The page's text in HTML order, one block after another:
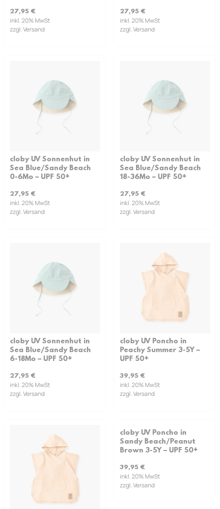
27,95 €
inkl. 20% MwSt
zzgl. Versand
27,95 €
inkl. 20% MwSt
zzgl. Versand
cloby UV Sonnenhut in
Sea Blue/Sandy Beach
0-6Mo – UPF 50+
27,95 €
inkl. 20% MwSt
zzgl. Versand
cloby UV Sonnenhut in
Sea Blue/Sandy Beach
18-36Mo – UPF 50+
27,95 €
inkl. 20% MwSt
zzgl. Versand
cloby UV Sonnenhut in
Sea Blue/Sandy Beach
6-18Mo – UPF 50+
27,95 €
inkl. 20% MwSt
zzgl. Versand
cloby UV Poncho in
Peachy Summer 3-5Y –
UPF 50+
39,95 €
inkl. 20% MwSt
zzgl. Versand
cloby UV Poncho in
Sandy Beach/Peanut
Brown 3-5Y – UPF 50+
39,95 €
inkl. 20% MwSt
zzgl. Versand